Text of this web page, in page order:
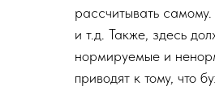
рассчитывать
и т.д. Также, здесь
нормируемые и
приводят к тому, что